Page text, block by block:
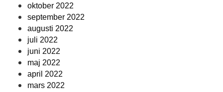
oktober 2022
september 2022
augusti 2022
juli 2022
juni 2022
maj 2022
april 2022
mars 2022